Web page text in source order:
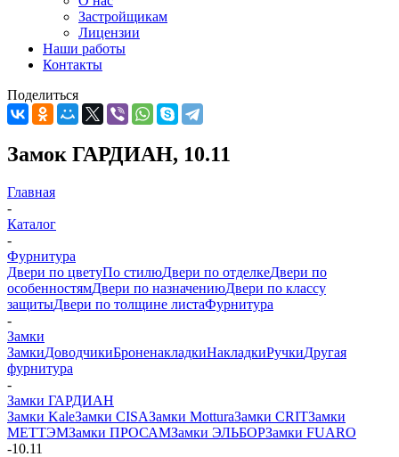
Застройщикам
Лицензии
Наши работы
Контакты
Поделиться
Замок ГАРДИАН, 10.11
Главная
-
Каталог
-
Фурнитура
Двери по цветуПо стилюДвери по отделкеДвери по
особенностямДвери по назначениюДвери по классу
защитыДвери по толщине листаФурнитура
-
Замки
ЗамкиДоводчикиБроненакладкиНакладкиРучкиДругая
фурнитура
-
Замки ГАРДИАН
Замки KaleЗамки CISAЗамки MotturaЗамки CRITЗамки
МЕТТЭМЗамки ПРОСАМЗамки ЭЛЬБОРЗамки FUARO
-10.11